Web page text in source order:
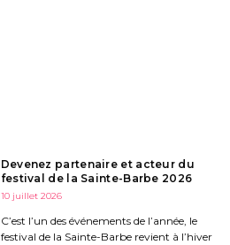
Devenez partenaire et acteur du
festival de la Sainte-Barbe 2026
10 juillet 2026
C’est l’un des événements de l’année, le
festival de la Sainte-Barbe revient à l’hiver